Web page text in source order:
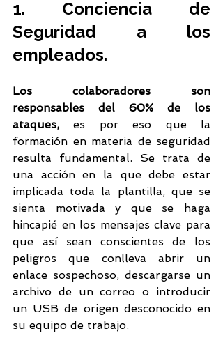
1. Conciencia de
Seguridad a los
empleados.
Los colaboradores son
responsables del 60% de los
ataques, es por eso que la
formación en materia de seguridad
resulta fundamental. Se trata de
una acción en la que debe estar
implicada toda la plantilla, que se
sienta motivada y que se haga
hincapié en los mensajes clave para
que así sean conscientes de los
peligros que conlleva abrir un
enlace sospechoso, descargarse un
archivo de un correo o introducir
un USB de origen desconocido en
su equipo de trabajo.